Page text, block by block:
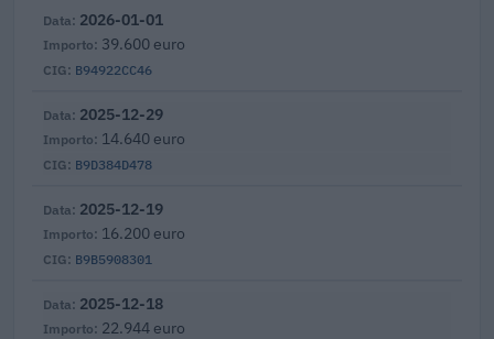
B94922CC46
2026-01-01
39.600 euro
B9D384D478
2025-12-29
14.640 euro
B9B5908301
2025-12-19
16.200 euro
2025-12-18
22.944 euro